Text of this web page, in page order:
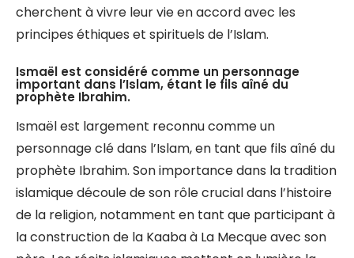
cherchent à vivre leur vie en accord avec les
principes éthiques et spirituels de l’Islam.
Ismaël est considéré comme un personnage
important dans l’Islam, étant le fils aîné du
prophète Ibrahim.
Ismaël est largement reconnu comme un
personnage clé dans l’Islam, en tant que fils aîné du
prophète Ibrahim. Son importance dans la tradition
islamique découle de son rôle crucial dans l’histoire
de la religion, notamment en tant que participant à
la construction de la Kaaba à La Mecque avec son